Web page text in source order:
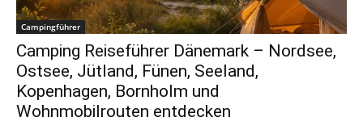
Campingführer
Camping Reiseführer Dänemark – Nordsee,
Ostsee, Jütland, Fünen, Seeland,
Kopenhagen, Bornholm und
Wohnmobilrouten entdecken